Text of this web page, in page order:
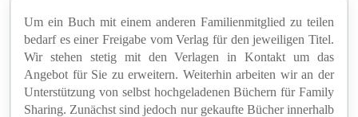
Um ein Buch mit einem anderen Familienmitglied zu teilen
bedarf es einer Freigabe vom Verlag für den jeweiligen Titel.
Wir stehen stetig mit den Verlagen in Kontakt um das
Angebot für Sie zu erweitern. Weiterhin arbeiten wir an der
Unterstützung von selbst hochgeladenen Büchern für Family
Sharing. Zunächst sind jedoch nur gekaufte Bücher innerhalb